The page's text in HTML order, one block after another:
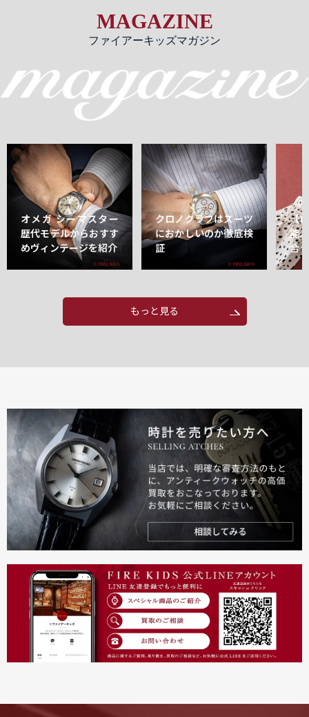
MAGAZINE
ファイアーキッズマガジン
オメガ シーマスター
歴代モデルからおすす
めヴィンテージを紹介
クロノグラフはスーツ
におかしいのか徹底検
証
【
能
合
もっと見る